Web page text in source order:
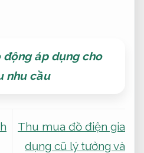
áp dụng cho
nhu cầu
Thu mua đồ điện gia
dụng cũ lý tưởng và